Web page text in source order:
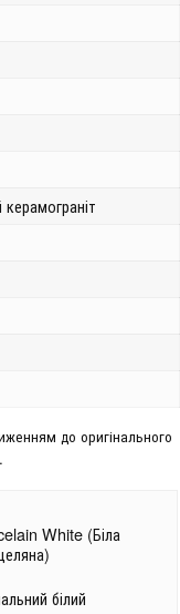
керамограніт
до оригінального
White (Біла
білий